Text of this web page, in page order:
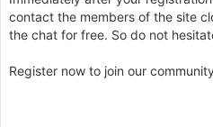
contact the members of the site
the chat for free. So do not
Register now to join our